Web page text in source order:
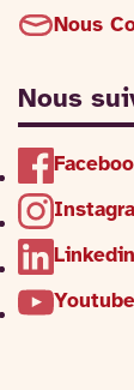
Nous
Nous
Linkedin
Youtube